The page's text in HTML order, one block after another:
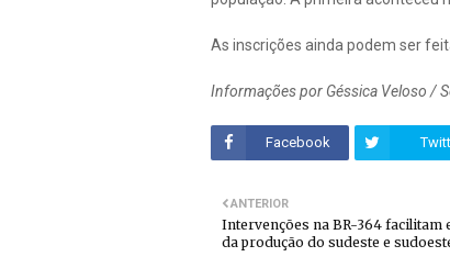
As inscrições ainda podem ser
Informações por Géssica Veloso /
Facebook
ANTERIOR
Intervenções na BR-364 facilitam
da produção do sudeste e